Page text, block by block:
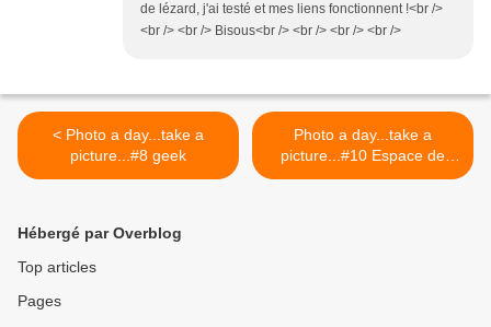
de lézard, j'ai testé et mes liens fonctionnent !<br />
<br /> <br /> Bisous<br /> <br /> <br /> <br />
< Photo a day...take a
picture...#8 geek
Photo a day...take a
picture...#10 Espace de
travail >
Hébergé par Overblog
Top articles
Pages